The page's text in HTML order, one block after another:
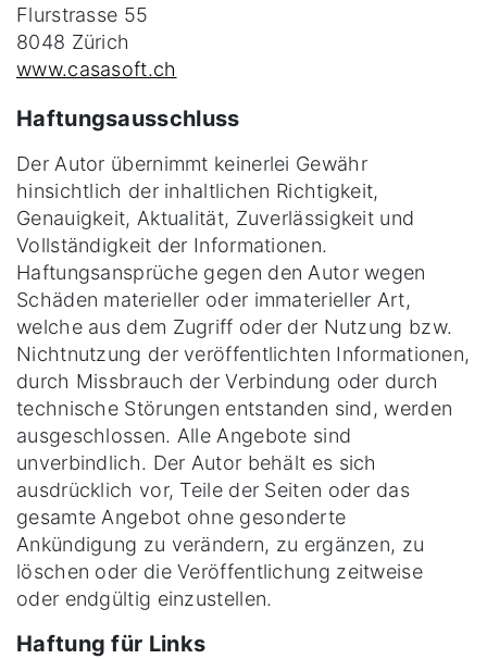
Flurstrasse 55
8048 Zürich
www.casasoft.ch
Haftungsausschluss
Der Autor übernimmt keinerlei Gewähr
hinsichtlich der inhaltlichen Richtigkeit,
Genauigkeit, Aktualität, Zuverlässigkeit und
Vollständigkeit der Informationen.
Haftungsansprüche gegen den Autor wegen
Schäden materieller oder immaterieller Art,
welche aus dem Zugriff oder der Nutzung bzw.
Nichtnutzung der veröffentlichten Informationen,
durch Missbrauch der Verbindung oder durch
technische Störungen entstanden sind, werden
ausgeschlossen. Alle Angebote sind
unverbindlich. Der Autor behält es sich
ausdrücklich vor, Teile der Seiten oder das
gesamte Angebot ohne gesonderte
Ankündigung zu verändern, zu ergänzen, zu
löschen oder die Veröffentlichung zeitweise
oder endgültig einzustellen.
Haftung für Links